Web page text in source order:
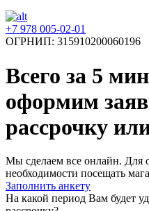
+7 978 005-02-01
ОГРНИП: 315910200060196
Всего за 5
оформим
рассрочку
Мы сделаем все онлайн. Для
необходимости посещать
Заполнить анкету
На какой период Вам будет